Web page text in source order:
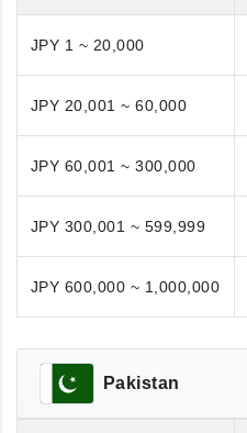
JPY 1 ~ 20,000
JPY 20,001 ~ 60,000
JPY 60,001 ~ 300,000
JPY 300,001 ~ 599,999
JPY 600,000 ~ 1,000,000
Pakistan